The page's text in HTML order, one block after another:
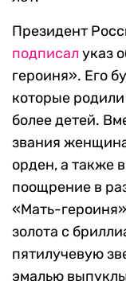
Президент
подписал указ
героиня». Его
которые
более детей.
звания
орден, а также
поощрение в
«Мать-
золота с
пятилучевую
эмалью